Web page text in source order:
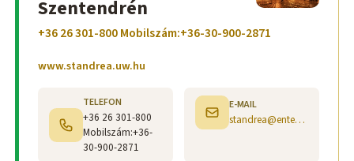
Szentendrén
+36 26 301-800 Mobilszám:+36-30-900-2871
www.standrea.uw.hu
TELEFON
+36 26 301-800
Mobilszám:+36-
30-900-2871
E-MAIL
standrea@enternet.hu